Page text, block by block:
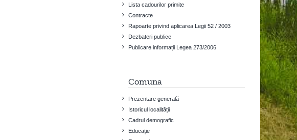
Lista cadourilor primite
Contracte
Rapoarte privind aplicarea Legii 52 / 2003
Dezbateri publice
Publicare informații Legea 273/2006
Comuna
Prezentare generală
Istoricul localității
Cadrul demografic
Educație